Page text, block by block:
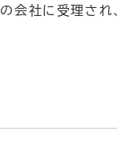
会社に受理され